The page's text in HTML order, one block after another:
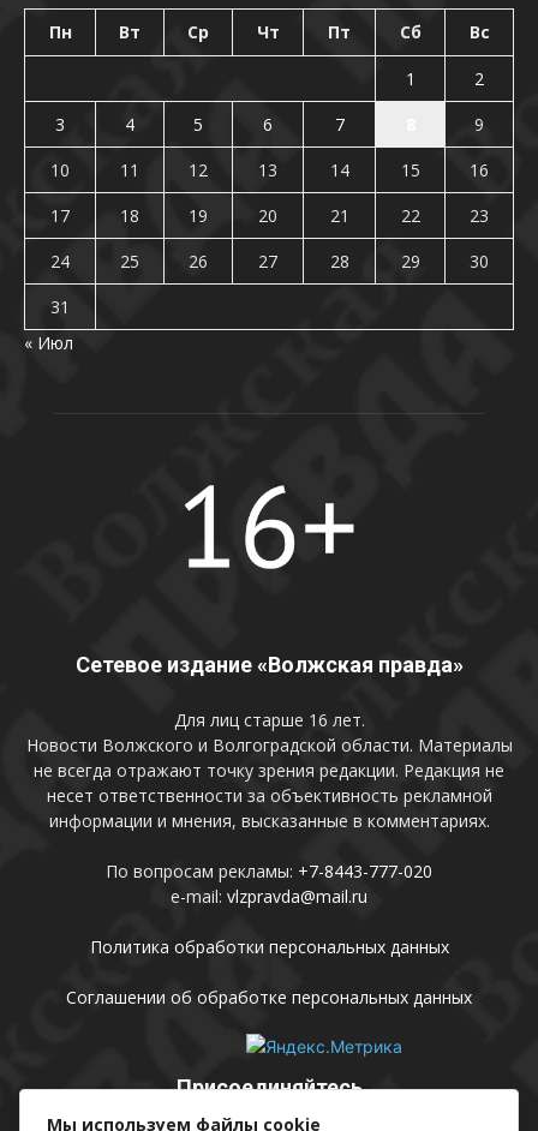
Пн Вт Ср Чт Пт Сб Вс
1
2
3
4 5 6 7
9
10
11 12 13 14 15
16
17
18 19 20 21 22
23
24
25 26 27 28 29
30
31
« Июл
Сетевое издание «Волжская правда»
Для лиц старше 16 лет.
Новости Волжского и Волгоградской области. Материалы
не всегда отражают точку зрения редакции. Редакция не
несет ответственности за объективность рекламной
информации и мнения, высказанные в комментариях.
По вопросам рекламы: +7-8443-777-020
e-mail: vlzpravda@mail.ru
Политика обработки персональных данных
Соглашении об обработке персональных данных
Присоединяйтесь
Мы используем файлы cookie